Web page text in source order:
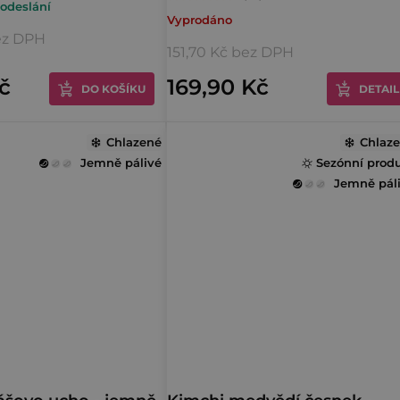
DPH
DO KOŠÍKU
hodnocení
produktu
5,0
Vyprodáno
151,70 Kč bez DPH
169,90 Kč DETAIL
Chlazené
Jemně pálivé
Sezónní
Jemně